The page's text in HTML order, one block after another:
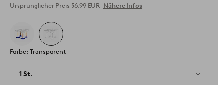
Ursprünglicher Preis 56.99 EUR Nähere Infos
Farbe: Transparent
1 St.